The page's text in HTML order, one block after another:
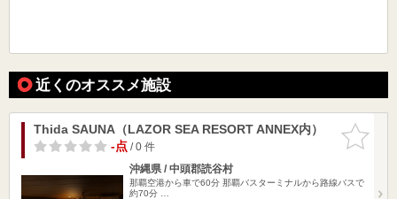
近くのオススメ施設
お気に入
りに追加
Thida SAUNA（LAZOR SEA RESORT ANNEX内）
-点/ 0 件
沖縄県 / 中頭郡読谷村
那覇空港から車で60分 那覇バスターミナルから路線バスで
約70分 …